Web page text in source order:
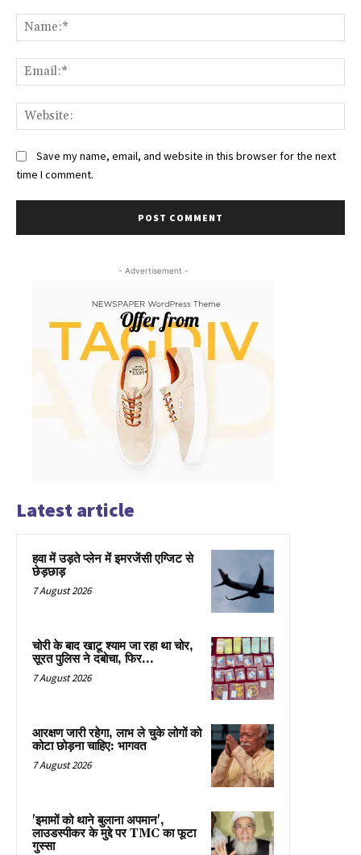
Save my name, email, and website in this browser for the next
time I comment.
- Advertisement -
Latest article
हवा में उड़ते प्लेन में इमरजेंसी एग्जिट से
छेड़छाड़
7 August 2026
चोरी के बाद खाटू श्याम जा रहा था चोर,
सूरत पुलिस ने दबोचा, फिर…
7 August 2026
आरक्षण जारी रहेगा, लाभ ले चुके लोगों को
कोटा छोड़ना चाहिए: भागवत
7 August 2026
'इमामों को थाने बुलाना अपमान',
लाउडस्पीकर के मुद्दे पर TMC का फूटा
गुस्सा